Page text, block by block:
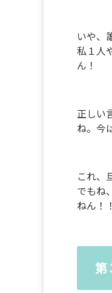
いや、
私１人
ん！
正しい
ね。今
これ、
でもね
ねん！
第